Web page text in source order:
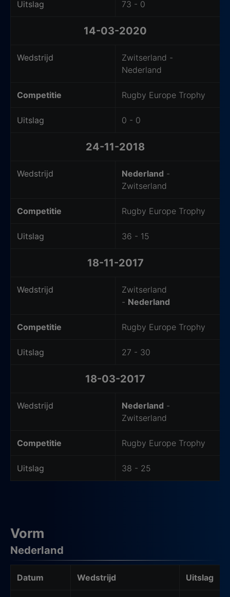
Uitslag 73 - 0
14-03-2020
Wedstrijd
Zwitserland -
Nederland
Competitie Rugby Europe Trophy
Uitslag 0 - 0
24-11-2018
Wedstrijd Nederland -
Zwitserland
Competitie Rugby Europe Trophy
Uitslag 36 - 15
18-11-2017
Wedstrijd
Zwitserland
- Nederland
Competitie Rugby Europe Trophy
Uitslag 27 - 30
18-03-2017
Wedstrijd Nederland -
Zwitserland
Competitie Rugby Europe Trophy
Uitslag 38 - 25
Vorm
Nederland
Datum Wedstrijd Uitslag